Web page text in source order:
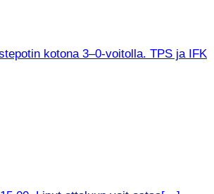
kotona 3–0-voitolla. TPS ja IFK